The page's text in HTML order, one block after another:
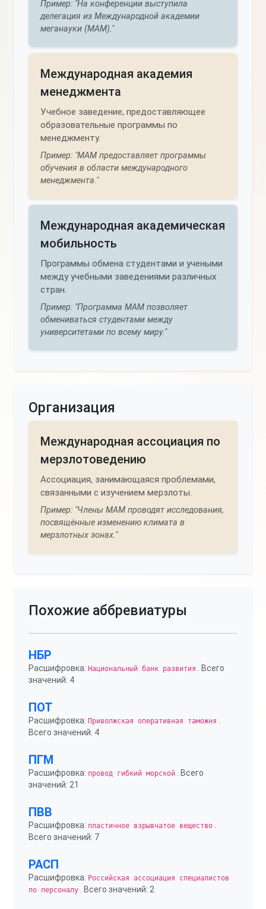
Пример: "На конференции выступила
делегация из Международной академии
меганауки (МАМ)."
Международная академия
менеджмента
Учебное заведение, предоставляющее
образовательные программы по
менеджменту.
Пример: "МАМ предоставляет программы
обучения в области международного
менеджмента."
Международная академическая
мобильность
Программы обмена студентами и учеными
между учебными заведениями различных
стран.
Пример: "Программа МАМ позволяет
обмениваться студентами между
университетами по всему миру."
Организация
Международная ассоциация по
мерзлотоведению
Ассоциация, занимающаяся проблемами,
связанными с изучением мерзлоты.
Пример: "Члены МАМ проводят исследования,
посвящённые изменению климата в
мерзлотных зонах."
Похожие аббревиатуры
НБР
Расшифровка: Национальный банк развития
. Всего
значений: 4
ПОТ
Расшифровка: Приволжская оперативная таможня
Всего значений: 4
ПГМ
Расшифровка: провод гибкий морской . Всего
значений: 21
ПВВ
Расшифровка: пластичное взрывчатое вещество
Всего значений: 7
РАСП
Расшифровка: Российская ассоциация специалистов
по персоналу . Всего значений: 2